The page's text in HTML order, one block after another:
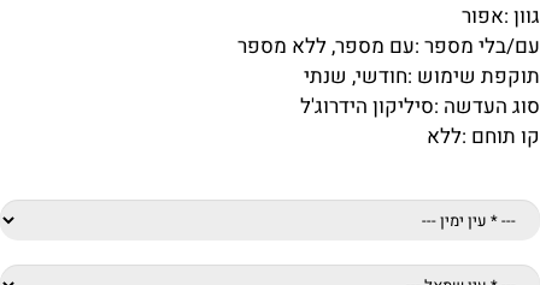
גוון :אפור
עם/בלי מספר :עם מספר, ללא מספר
תוקפת שימוש :חודשי, שנתי
סוג העדשה :סיליקון הידרוג'ל
קו תוחם :ללא